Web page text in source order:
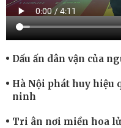
Dấu ấn dân vận của
Hà Nội phát huy hiệu
ninh
Tri ân nơi miền hoa